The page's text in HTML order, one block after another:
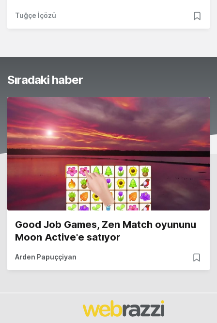
Tuğçe İçözü
Sıradaki haber
Good Job Games, Zen Match oyununu
Moon Active'e satıyor
Arden Papuççiyan